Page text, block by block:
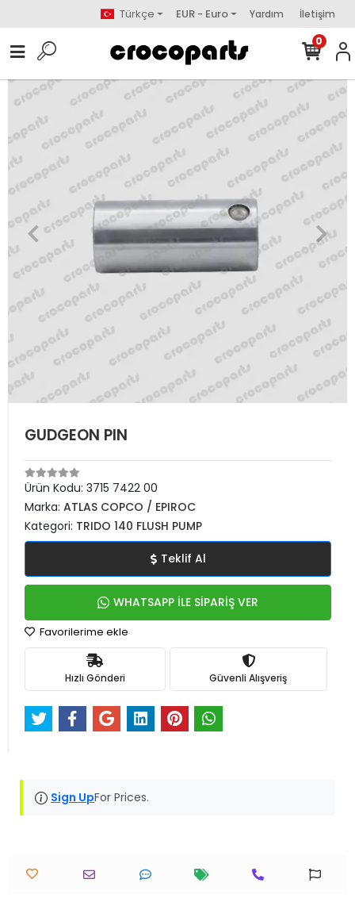
Türkçe EUR - Euro Yardım İletişim
0
GUDGEON PIN
Ürün Kodu: 3715 7422 00
Marka: ATLAS COPCO / EPIROC
Kategori: TRIDO 140 FLUSH PUMP
Teklif Al
WHATSAPP İLE SİPARİŞ VER
Favorilerime ekle
Hızlı Gönderi Güvenli Alışveriş
Sign UpFor Prices.